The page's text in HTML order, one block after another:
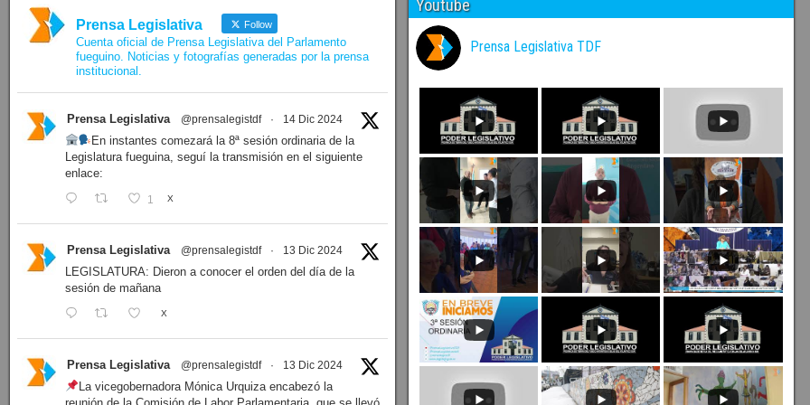
Prensa Legislativa Follow
Cuenta oficial de Prensa Legislativa del Parlamento
fueguino. Noticias y fotografías generadas por la prensa
institucional.
Prensa Legislativa @prensalegistdf · 14 Dic 2024
En instantes comezará la 8ª sesión ordinaria de la
Legislatura fueguina, seguí la transmisión en el siguiente
enlace:
1 X
Prensa Legislativa @prensalegistdf · 13 Dic 2024
LEGISLATURA: Dieron a conocer el orden del día de la
sesión de mañana
X
Prensa Legislativa @prensalegistdf · 13 Dic 2024
La vicegobernadora Mónica Urquiza encabezó la
Youtube
Prensa Legislativa TDF